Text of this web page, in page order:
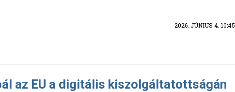
2026. JÚNIUS 4. 10:45
az EU a digitális kiszolgáltatottságán